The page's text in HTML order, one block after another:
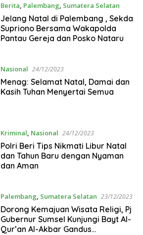
Berita, Palembang, Sumatera Selatan
25/12/2023
Jelang Natal di Palembang , Sekda
Supriono Bersama Wakapolda
Pantau Gereja dan Posko Nataru
Nasional 24/12/2023
Menag: Selamat Natal, Damai dan
Kasih Tuhan Menyertai Semua
Kriminal, Nasional 24/12/2023
Polri Beri Tips Nikmati Libur Natal
dan Tahun Baru dengan Nyaman
dan Aman
Palembang, Sumatera Selatan 23/12/2023
Dorong Kemajuan Wisata Religi, Pj
Gubernur Sumsel Kunjungi Bayt Al-
Qur’an Al-Akbar Gandus